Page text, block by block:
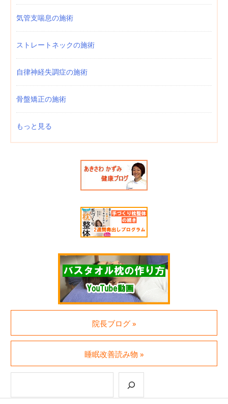
気管支喘息の施術
ストレートネックの施術
自律神経失調症の施術
骨盤矯正の施術
もっと見る
院長ブログ »
睡眠改善読み物 »